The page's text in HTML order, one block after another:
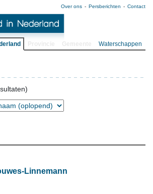
Over ons Persberichten Contact
Waterschappen
Linnemann